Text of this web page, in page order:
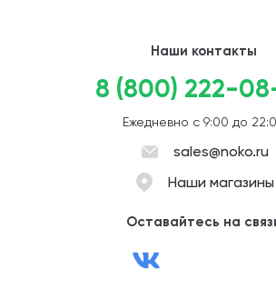
Наши контакты
8 (800) 222-
Ежедневно с 9:00 до
sales@noko.ru
Наши магазины
Оставайтесь на